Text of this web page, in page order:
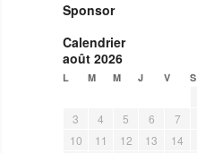
Sponsor
Calendrier
août 2026
L M M J V S
3
4 5 6 7
10
11 12 13 14